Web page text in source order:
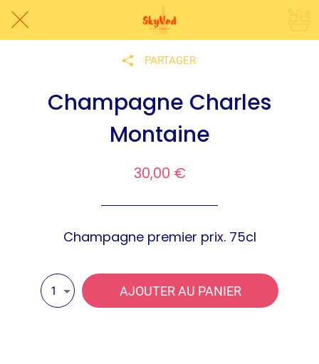
PARTAGER
Champagne Charles
Montaine
30,00 €
Champagne premier prix. 75cl
1 AJOUTER AU PANIER